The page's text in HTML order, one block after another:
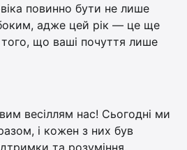
повинно бути не лише
адже цей рік — це ще
що ваші почуття лише
весіллям нас! Сьогодні ми
і кожен з них був
та розуміння.